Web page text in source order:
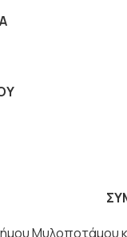
Μυλοποτάµου